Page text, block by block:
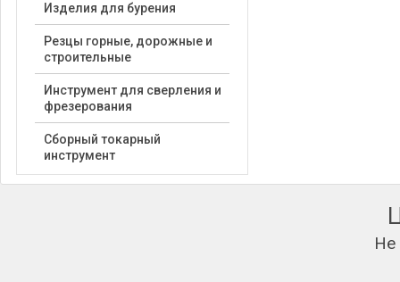
Изделия для бурения
Резцы горные, дорожные и
строительные
Инструмент для сверления и
фрезерования
Сборный токарный
инструмент
Не